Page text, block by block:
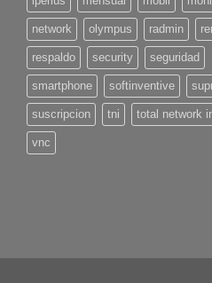
network olympus radmin
respaldo security seguridad
smartphone softinventive
suscripcion tni total network
vnc